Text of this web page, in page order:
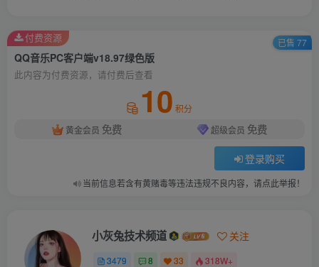
QQ音乐PC客户端v18.97绿色版
此内容为付费资源，请付费后查看
10 积分
黄金会员 免费 超级会员 免费
登录购买
当前信息若含有黄赌毒等违法违规不良内容，请点此举报！
付费资源 已售 77
小灰兔技术频道 关注
3479 8 33 318W+